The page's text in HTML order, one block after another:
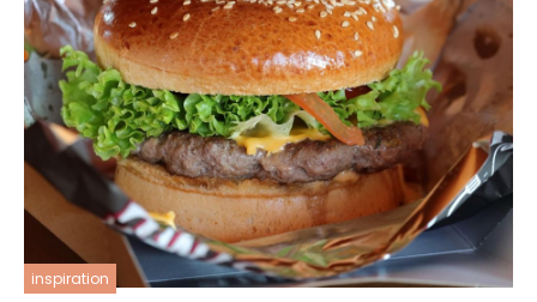
inspiration